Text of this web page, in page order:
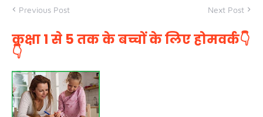
Previous Post Next Post
कक्षा 1 से 5 तक के बच्चों के लिए होमवर्क👇
👇